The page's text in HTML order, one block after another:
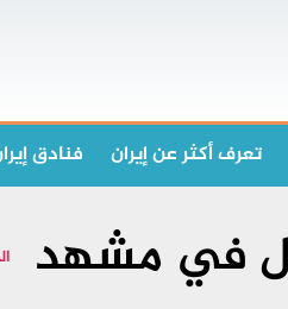
تعرف أكثر عن إيران فنادق
في مشهد